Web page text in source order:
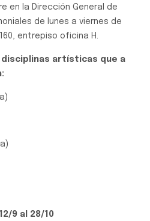
en la Dirección General de
de lunes a viernes de
160, entrepiso oficina H.
disciplinas artísticas que a
12/9 al 28/10